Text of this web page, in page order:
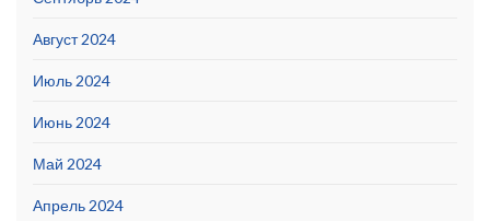
Август 2024
Июль 2024
Июнь 2024
Май 2024
Апрель 2024